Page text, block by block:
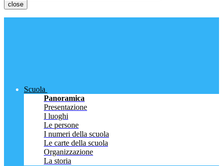
close
Scuola
Panoramica
Presentazione
I luoghi
Le persone
I numeri della scuola
Le carte della scuola
Organizzazione
La storia